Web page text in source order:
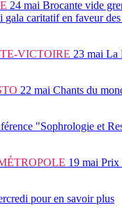
24 mai Brocante vide
gala caritatif en faveur
VICTOIRE 23 mai La
22 mai Chants du
"Sophrologie et
19 mai Prix
pour en savoir plus